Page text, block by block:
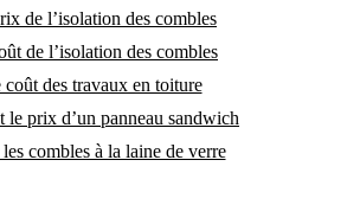
de l’isolation des combles
de l’isolation des combles
coût des travaux en toiture
le prix d’un panneau sandwich
combles à la laine de verre